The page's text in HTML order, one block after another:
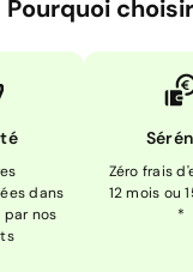
Pourquoi
dans
par nos
Zéro frais
12 mois ou
*